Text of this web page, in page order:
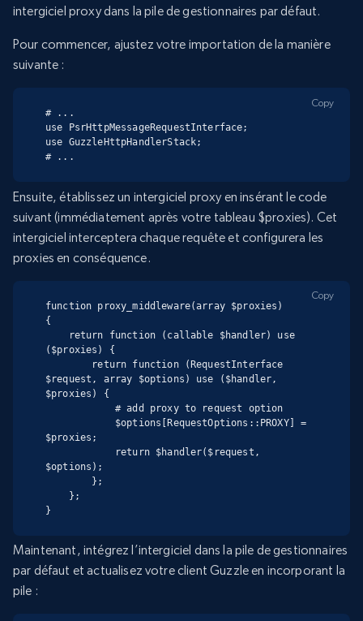
intergiciel proxy dans la pile de gestionnaires par défaut.
Pour commencer, ajustez votre importation de la manière
suivante :
# ...
use PsrHttpMessageRequestInterface;
use GuzzleHttpHandlerStack;
# ...
Copy
Ensuite, établissez un intergiciel proxy en insérant le code
suivant (immédiatement après votre tableau $proxies). Cet
intergiciel interceptera chaque requête et configurera les
proxies en conséquence.
function proxy_middleware(array $proxies)
{
($proxies) {
$request, array $options) use ($handler,
$proxies) {
$proxies;
$options);
}
Copy
Maintenant, intégrez l’intergiciel dans la pile de gestionnaires
par défaut et actualisez votre client Guzzle en incorporant la
pile :